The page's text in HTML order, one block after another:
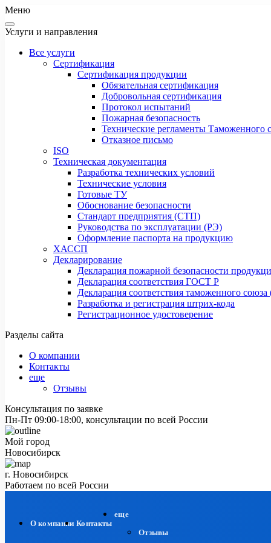
Меню
Услуги и направления
Все услуги
Сертификация
Сертификация продукции
Обязательная сертификация
Добровольная сертификация
Протокол испытаний
Пожарная безопасность
Технические регламенты Таможенного
Отказное письмо
ISO
Техническая документация
Разработка технических условий
Технические условия
Готовые ТУ
Обоснование безопасности
Стандарт предприятия (СТП)
Руководства по эксплуатации (РЭ)
Оформление паспорта на продукцию
ХАССП
Декларирование
Декларация пожарной безопасности
Декларация соответствия ГОСТ Р
Декларация соответствия таможенного
Разработка и регистрация штрих-кода
Регистрационное удостоверение
Разделы сайта
О компании
Контакты
еще
Отзывы
Консультация по заявке
Пн-Пт 09:00-18:00, консультации по всей России
Мой город
Новосибирск
г. Новосибирск
Работаем по всей России
О компании Контакты
еще
Отзывы